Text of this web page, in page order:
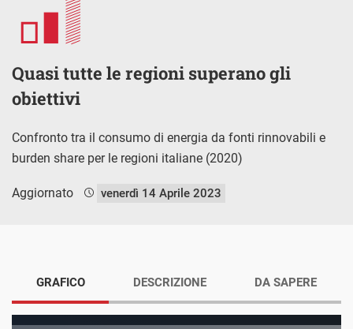
Quasi tutte le regioni superano gli
obiettivi
Confronto tra il consumo di energia da fonti rinnovabili e
burden share per le regioni italiane (2020)
Aggiornato venerdì 14 Aprile 2023
GRAFICO DESCRIZIONE DA SAPERE